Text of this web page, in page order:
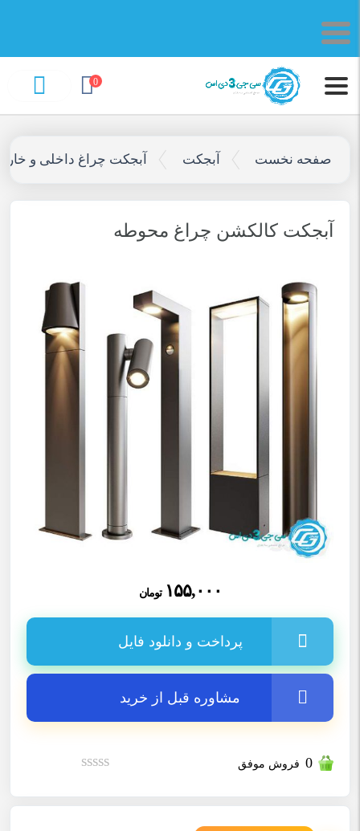
0
صفحه نخست آبجکت آبجکت چراغ داخلی و
آبجکت کالکشن چراغ محوطه
۱۵۵,۰۰۰ تومان
پرداخت و دانلود فایل
مشاوره قبل از خرید
0 فروش موفق
0